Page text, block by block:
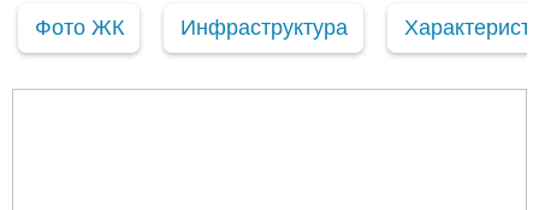
Фото ЖК Инфраструктура